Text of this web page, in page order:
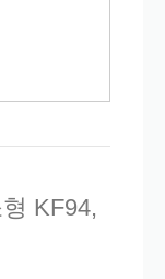
KF94,